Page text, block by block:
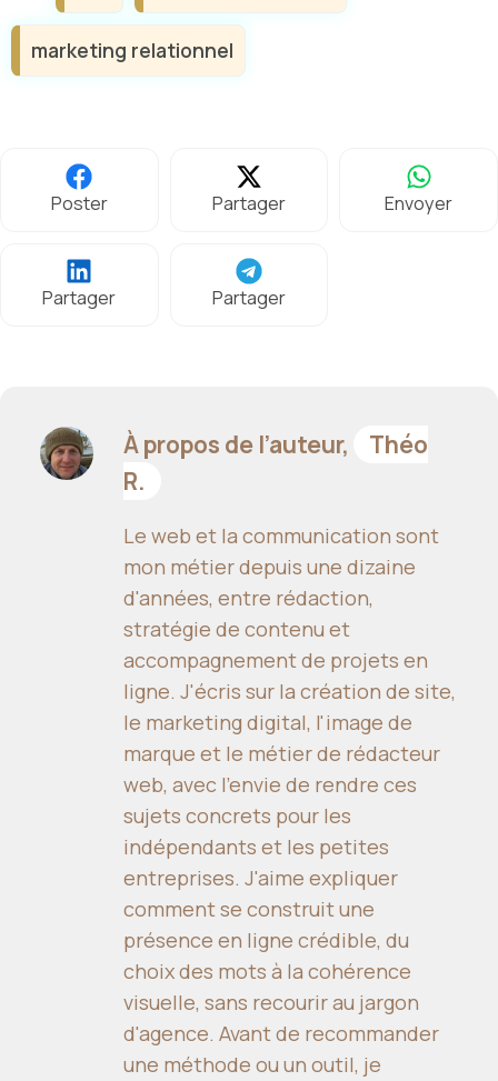
marketing relationnel
Poster Partager Envoyer
Partager Partager
À propos de l’auteur,
Théo
R.
Le web et la communication sont
mon métier depuis une dizaine
d'années, entre rédaction,
stratégie de contenu et
accompagnement de projets en
ligne. J'écris sur la création de site,
le marketing digital, l'image de
marque et le métier de rédacteur
web, avec l'envie de rendre ces
sujets concrets pour les
indépendants et les petites
entreprises. J'aime expliquer
comment se construit une
présence en ligne crédible, du
choix des mots à la cohérence
visuelle, sans recourir au jargon
d'agence. Avant de recommander
une méthode ou un outil, je